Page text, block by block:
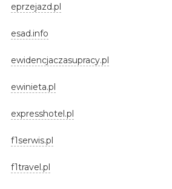
eprzejazd.pl
esad.info
ewidencjaczasupracy.pl
ewinieta.pl
expresshotel.pl
f1serwis.pl
f1travel.pl